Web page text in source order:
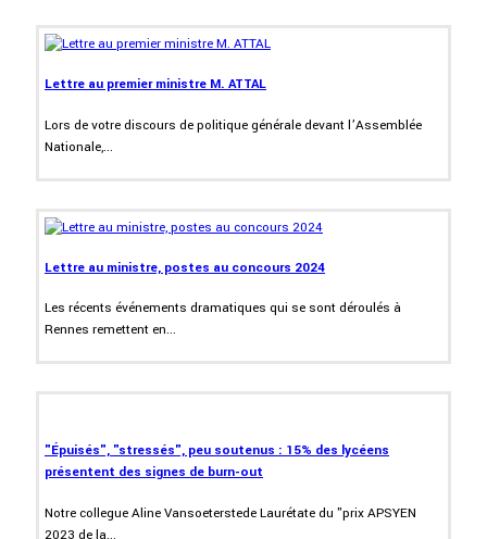
Lettre au premier ministre M. ATTAL
Lors de votre discours de politique générale devant l’Assemblée
Nationale,...
Lettre au ministre, postes au concours 2024
Les récents événements dramatiques qui se sont déroulés à
Rennes remettent en...
"Épuisés", "stressés", peu soutenus : 15% des lycéens
présentent des signes de burn-out
Notre collegue Aline Vansoeterstede Laurétate du "prix APSYEN
2023 de la...